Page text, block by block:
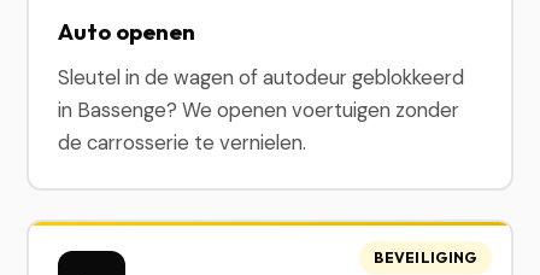
Auto openen
Sleutel in de wagen of autodeur geblokkeerd
in Bassenge? We openen voertuigen zonder
de carrosserie te vernielen.
BEVEILIGING